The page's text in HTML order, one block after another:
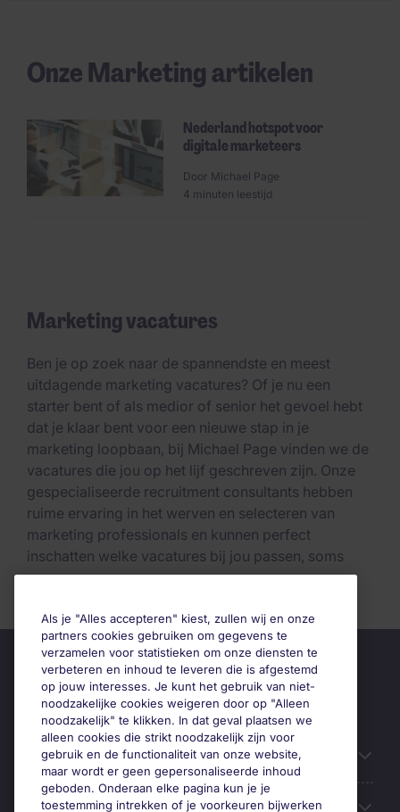
Onze Marketing artikelen
Nederland hotspot voor
digitale marketeers
Door Michael Page
4 minuten leestijd
Marketing vacatures
Ben je op zoek naar de spannendste en meest
uitdagende marketing vacatures? Of je nu een
starter bent of als medior of senior het gevoel hebt
dat je klaar bent voor een nieuwe stap in je
marketing loopbaan, bij Michael Page vinden we de
vacatures die jou op het lijf geschreven zijn. Onze
gespecialiseerde recruitment consultants hebben
ruime ervaring in het werven en selecteren van
marketing professionals en kunnen perfect
inschatten welke vacatures bij jou passen, soms
zelfs voordat je dit zelf weet. Kijk snel verder voor
waarom Michael Page de ideale partner is in jouw
zoektocht naar een nieuwe baan.
Marketing vacatures die je nergens anders vindt
Werving en selectie voor marketing vacatures is een
van de expertises van Michael Page. Van oudsher
onderhouden we uitstekende contacten in de
marketingwereld en daarom weten onze
consultants het vaak als eerste als er interessante
Handige informatie
Als je "Alles accepteren" kiest, zullen wij en onze
partners cookies gebruiken om gegevens te
verzamelen voor statistieken om onze diensten te
verbeteren en inhoud te leveren die is afgestemd
op jouw interesses. Je kunt het gebruik van niet-
noodzakelijke cookies weigeren door op "Alleen
noodzakelijk" te klikken. In dat geval plaatsen we
alleen cookies die strikt noodzakelijk zijn voor
gebruik en de functionaliteit van onze website,
maar wordt er geen gepersonaliseerde inhoud
geboden. Onderaan elke pagina kun je je
toestemming intrekken of je voorkeuren bijwerken